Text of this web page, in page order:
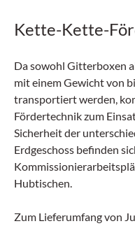
Kette-Kette-
Da sowohl Gitterboxen
mit einem Gewicht von
transportiert werden,
Fördertechnik zum
Sicherheit der
Erdgeschoss befinden
Hubtischen.
Zum Lieferumfang von